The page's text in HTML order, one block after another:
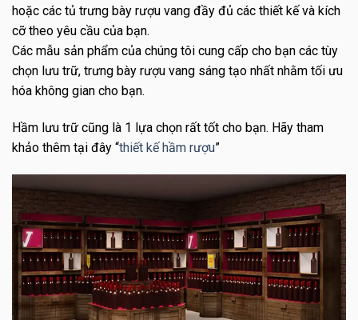
hoặc các tủ trưng bày rượu vang đầy đủ các thiết kế và kích
cỡ theo yêu cầu của bạn.
Các mẫu sản phẩm của chúng tôi cung cấp cho bạn các tùy
chọn lưu trữ, trưng bày rượu vang sáng tạo nhất nhằm tối ưu
hóa không gian cho bạn.
Hầm lưu trữ cũng là 1 lựa chọn rất tốt cho bạn. Hãy tham
khảo thêm tại đây “thiết kế hầm rượu”